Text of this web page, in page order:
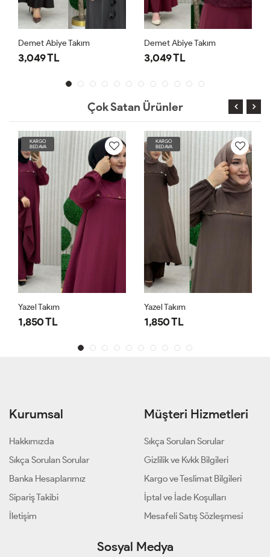
Demet Abiye Takım
3,049 TL
Demet Abiye Takım
3,049 TL
Çok Satan Ürünler
KARGO
BEDAVA
Yazel Takım
1,850 TL
KARGO
BEDAVA
Yazel Takım
1,850 TL
Kurumsal
Hakkımızda
Sıkça Sorulan Sorular
Banka Hesaplarımız
Sipariş Takibi
İletişim
Müşteri Hizmetleri
Sıkça Sorulan Sorular
Gizlilik ve Kvkk Bilgileri
Kargo ve Teslimat Bilgileri
İptal ve İade Koşulları
Mesafeli Satış Sözleşmesi
Sosyal Medya